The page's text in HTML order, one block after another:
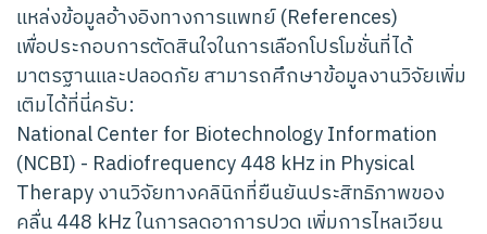
แหล่งข้อมูลอ้างอิงทางการแพทย์ (References)
เพื่อประกอบการตัดสินใจในการเลือกโปรโมชั่นที่ได้
มาตรฐานและปลอดภัย สามารถศึกษาข้อมูลงานวิจัยเพิ่ม
เติมได้ที่นี่ครับ:
National Center for Biotechnology Information
(NCBI) - Radiofrequency 448 kHz in Physical
Therapy งานวิจัยทางคลินิกที่ยืนยันประสิทธิภาพของ
คลื่น 448 kHz ในการลดอาการปวด เพิ่มการไหลเวียน